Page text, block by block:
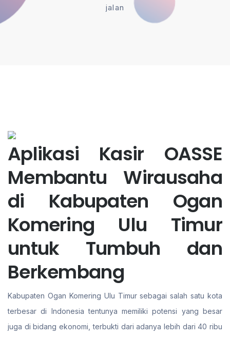
jalan
Aplikasi Kasir OASSE
Membantu Wirausaha
di Kabupaten Ogan
Komering Ulu Timur
untuk Tumbuh dan
Berkembang
Kabupaten Ogan Komering Ulu Timur sebagai salah satu kota
terbesar di Indonesia tentunya memiliki potensi yang besar
juga di bidang ekonomi, terbukti dari adanya lebih dari 40 ribu